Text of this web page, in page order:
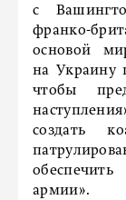
с
франко-
основой
на Украину
чтобы
создать
армии».